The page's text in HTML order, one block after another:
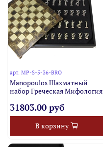
арт.MP-S-5-36-BRO
Manopoulos Шахматный
набор Греческая Мифология
31803.00 руб
В корзину